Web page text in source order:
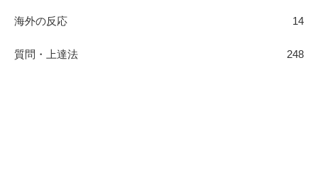
海外の反応 14
質問・上達法 248